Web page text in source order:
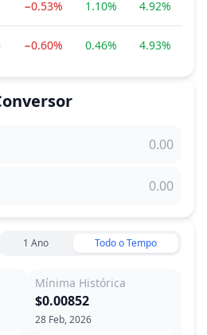
−0.53% 1.10% 4.92%
−0.60% 0.46% 4.93%
1 Ano Todo o Tempo
Mínima Histórica
28 Feb, 2026
$0.00852